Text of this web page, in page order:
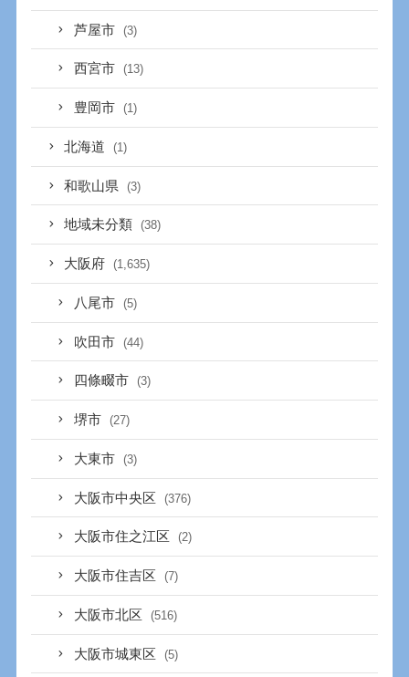
芦屋市 (3)
西宮市 (13)
豊岡市 (1)
北海道 (1)
和歌山県 (3)
地域未分類 (38)
大阪府 (1,635)
八尾市 (5)
吹田市 (44)
四條畷市 (3)
堺市 (27)
大東市 (3)
大阪市中央区 (376)
大阪市住之江区 (2)
大阪市住吉区 (7)
大阪市北区 (516)
大阪市城東区 (5)